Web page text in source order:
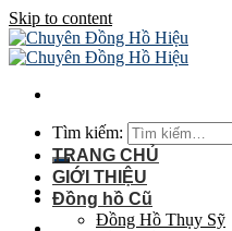
Skip to content
Tìm kiếm:
TRANG CHỦ
GIỚI THIỆU
Đồng hồ Cũ
Đồng Hồ Thụy Sỹ